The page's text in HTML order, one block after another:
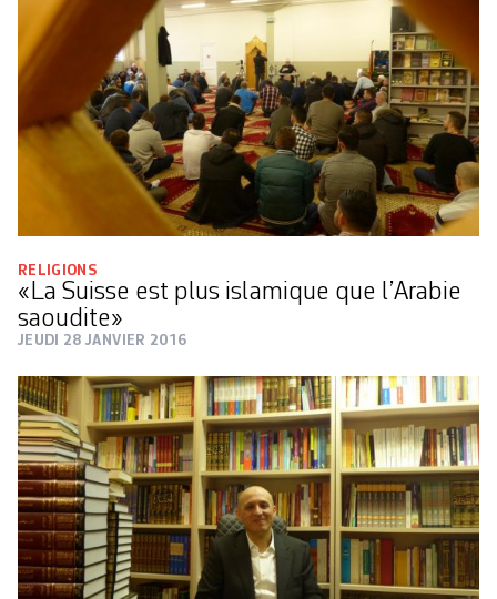
RELIGIONS
«La Suisse est plus islamique que l’Arabie
saoudite»
JEUDI 28 JANVIER 2016